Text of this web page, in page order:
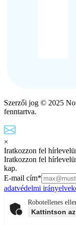
Szerzői jog © 2025
fenntartva.
×
Iratkozzon fel
Iratkozzon fel
kap.
E-mail cím*
adatvédelmi
Robotellenes
Kattintson az